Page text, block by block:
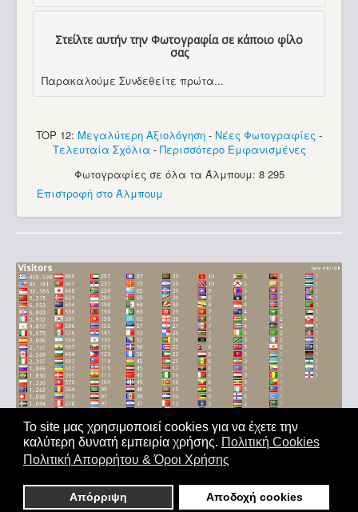
Το site μας χρησιμοποιεί cookies για να έχετε την
καλύτερη δυνατή εμπειρία χρήσης. Πολιτική Cookies
Πολιτική Απορρήτου & Όροι Χρήσης
Απόρριψη Αποδοχή cookies
Στείλτε αυτήν την Φωτογραφία σε κάποιο φίλο
σας
Παρακαλούμε Συνδεθείτε πρώτα...
TOP 12: Μεγαλύτερη Αξιολόγηση - Νέες Φωτογραφίες -
Τελευταία Σχόλια - Περισσότερο Εμφανισμένες
Φωτογραφίες σε όλα τα Άλμπουμ: 8 295
Επιστροφή στο Άλμπουμ
Αρχική|'Οροι Χρήσης|Επικοινωνία
παντός δικαιώματος